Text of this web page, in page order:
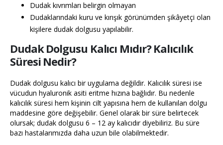
Dudak kıvrımları belirgin olmayan
Dudaklarındaki kuru ve kırışık görünümden şikâyetçi olan
kişilere dudak dolgusu yapılabilir.
Dudak Dolgusu Kalıcı Mıdır? Kalıcılık
Süresi Nedir?
Dudak dolgusu kalıcı bir uygulama değildir. Kalıcılık süresi ise
vücudun hyaluronik asiti eritme hızına bağlıdır. Bu nedenle
kalıcılık süresi hem kişinin cilt yapısına hem de kullanılan dolgu
maddesine göre değişebilir. Genel olarak bir süre belirtecek
olursak; dudak dolgusu 6 – 12 ay kalıcıdır diyebiliriz. Bu süre
bazı hastalarımızda daha uzun bile olabilmektedir.